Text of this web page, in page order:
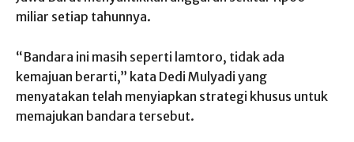
miliar setiap tahunnya.
“Bandara ini masih seperti lamtoro, tidak ada
kemajuan berarti,” kata Dedi Mulyadi yang
menyatakan telah menyiapkan strategi khusus untuk
memajukan bandara tersebut.